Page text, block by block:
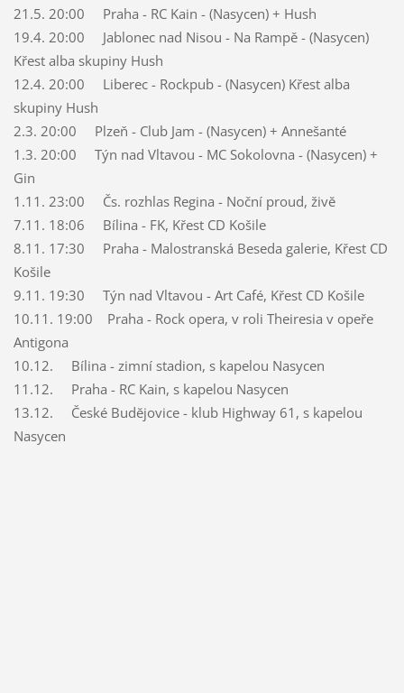
21.5. 20:00 Praha - RC Kain - (Nasycen) + Hush
19.4. 20:00 Jablonec nad Nisou - Na Rampě - (Nasycen)
Křest alba skupiny Hush
12.4. 20:00 Liberec - Rockpub - (Nasycen) Křest alba
skupiny Hush
2.3. 20:00 Plzeň - Club Jam - (Nasycen) + Annešanté
1.3. 20:00 Týn nad Vltavou - MC Sokolovna - (Nasycen) +
Gin
1.11. 23:00 Čs. rozhlas Regina - Noční proud, živĕ
7.11. 18:06 Bílina - FK, Křest CD Košile
8.11. 17:30 Praha - Malostranská Beseda galerie, Křest CD
Košile
9.11. 19:30 Týn nad Vltavou - Art Café, Křest CD Košile
10.11. 19:00 Praha - Rock opera, v roli Theiresia v opeře
Antigona
10.12. Bílina - zimní stadion, s kapelou Nasycen
11.12. Praha - RC Kain, s kapelou Nasycen
13.12. České Budĕjovice - klub Highway 61, s kapelou
Nasycen